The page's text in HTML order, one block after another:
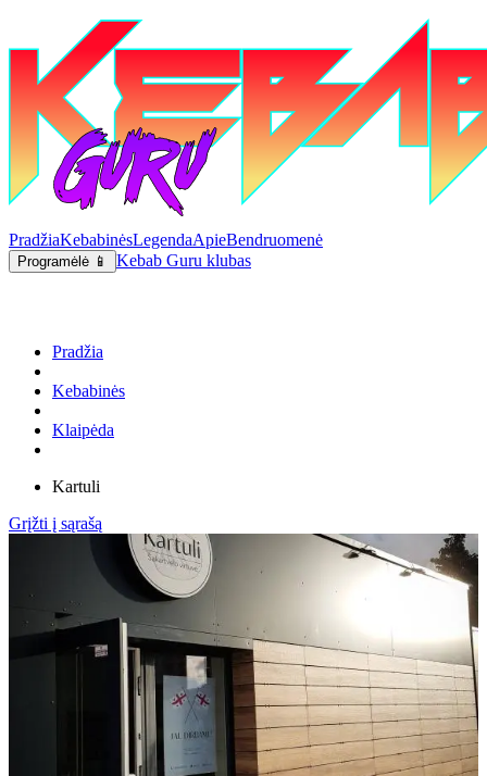
PradžiaKebabinėsLegendaApieBendruomenė
Programėlė 📱 Kebab Guru klubas
Pradžia
Kebabinės
Klaipėda
Kartuli
Grįžti į sąrašą